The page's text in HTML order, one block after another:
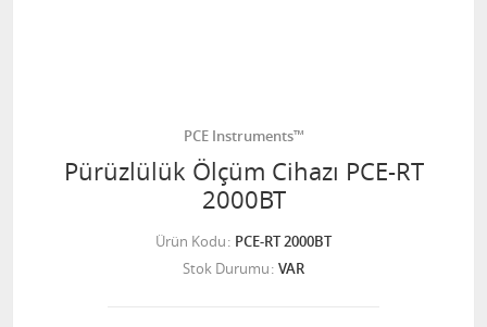
PCE Instruments™
Pürüzlülük Ölçüm Cihazı PCE-RT
2000BT
Ürün Kodu PCE-RT 2000BT
Stok Durumu VAR